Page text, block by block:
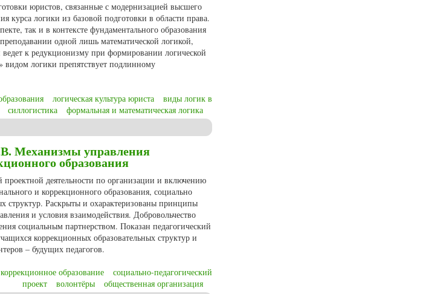
юристов, связанные с модернизацией высшего
курса логики из базовой подготовки в области права.
так и в контексте фундаментального образования
одной лишь математической логикой,
к редукционизму при формировании логической
логики препятствует подлинному
логическая культура юриста
виды логик в
силлогистика формальная и математическая логика
Механизмы управления
образования
проектной деятельности по организации и включению
и коррекционного образования, социально
структур. Раскрыты и охарактеризованы принципы
и условия взаимодействия. Добровольчество
социальным партнерством. Показан педагогический
коррекционных образовательных структур и
– будущих педагогов.
коррекционное образование
социально-педагогический
проект
волонтёры общественная организация